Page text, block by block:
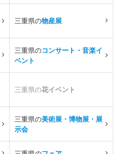
三重県の物産展
三重県のコンサート・音楽イ
ベント
三重県の花イベント
三重県の美術展・博物展・展
示会